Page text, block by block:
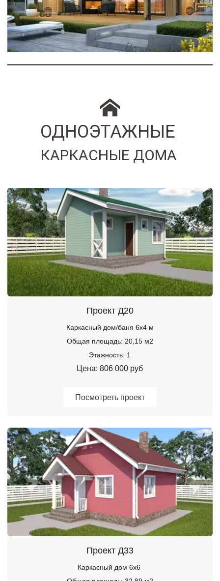
ОДНОЭТАЖНЫЕ
КАРКАСНЫЕ ДОМА
Проект Д20
Каркасный дом/баня 6х4 м
Общая площадь: 20,15 м2
Этажность: 1
Цена: 806 000 руб
Посмотреть проект
Проект Д33
Каркасный дом 6х6